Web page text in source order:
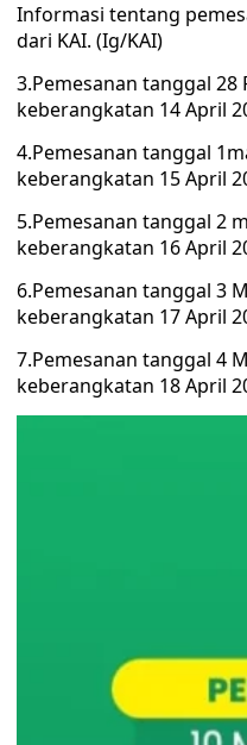
Informasi tentang
dari KAI. (Ig/KAI)
3.Pemesanan tanggal
keberangkatan 14 April
4.Pemesanan tanggal
keberangkatan 15 April
5.Pemesanan tanggal 2
keberangkatan 16 April
6.Pemesanan tanggal 3
keberangkatan 17 April
7.Pemesanan tanggal 4
keberangkatan 18 April